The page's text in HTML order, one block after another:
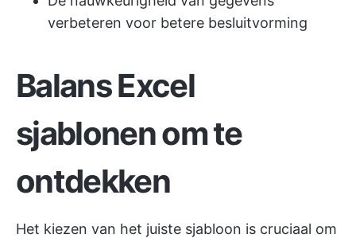
verbeteren voor betere besluitvorming
Balans Excel
sjablonen om te
ontdekken
Het kiezen van het juiste sjabloon is cruciaal om